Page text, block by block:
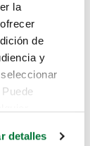
la
de
y
detalles